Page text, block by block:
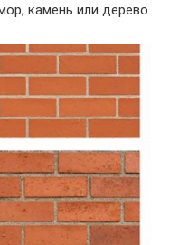
камень или дерево.